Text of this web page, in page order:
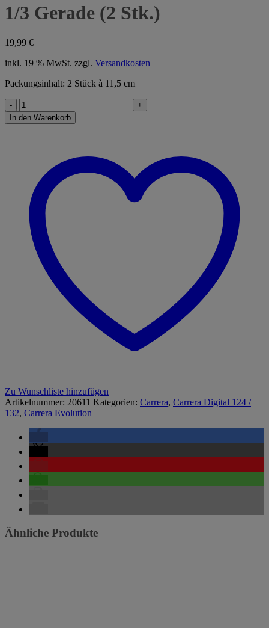
1/3 Gerade (2 Stk.)
19,99 €
inkl. 19 % MwSt. zzgl. Versandkosten
Packungsinhalt: 2 Stück à 11,5 cm
1/3
Gerade
(2
In den Warenkorb
Zu Wunschliste hinzufügen
Artikelnummer: 20611 Kategorien: Carrera, Carrera Digital 124 /
132, Carrera Evolution
Ähnliche Produkte